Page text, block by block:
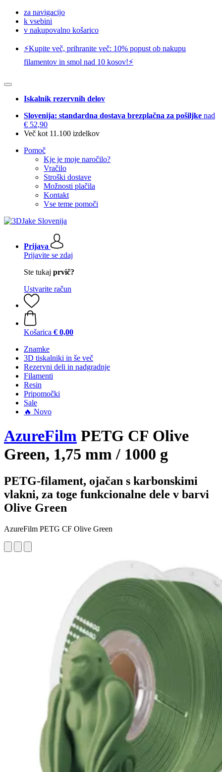
za navigacijo
k vsebini
v nakupovalno košarico
⚡️Kupite več, prihranite več: 10% popust ob nakupu
filamentov in smol nad 10 kosov!⚡️
Iskalnik rezervnih delov
Slovenija: standardna dostava brezplačna za pošiljke nad
€ 52,90
Več kot 11.100 izdelkov
Pomoč
Kje je moje naročilo?
Vračilo
Stroški dostave
Možnosti plačila
Kontakt
Vse teme pomoči
Prijava
Prijavite se zdaj
Ste tukaj prvič?
Ustvarite račun
Košarica € 0,00
Znamke
3D tiskalniki in še več
Rezervni deli in nadgradnje
Filamenti
Resin
Pripomočki
Sale
🔥 Novo
AzureFilm PETG CF Olive
Green, 1,75 mm / 1000 g
PETG-filament, ojačan s karbonskimi
vlakni, za toge funkcionalne dele v barvi
Olive Green
AzureFilm PETG CF Olive Green